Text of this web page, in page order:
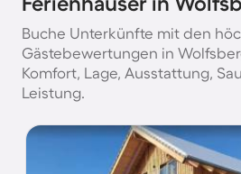
Buche Unterkünfte mit den
Gästebewertungen in
Komfort, Lage, Ausstattung,
Leistung.